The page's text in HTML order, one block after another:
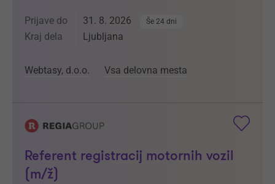
Prijave do 31. 8. 2026 Še 24 dni
Kraj dela Ljubljana
Webtasy, d.o.o. Vsa delovna mesta
Referent registracij motornih vozil
(m/ž)